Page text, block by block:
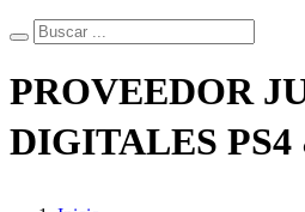
PROVEEDOR
DIGITALES PS4